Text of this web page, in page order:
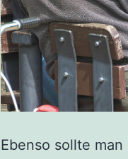
Ebenso sollte